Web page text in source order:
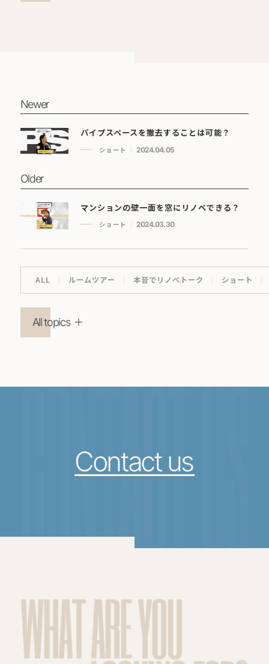
Newer
パイプスペースを撤去することは可能？
ショート 2024.04.05
Older
マンションの壁一面を窓にリノベできる？
ショート 2024.03.30
ALL ルームツアー 本音でリノベトーク ショート
All topics
CONTACT US
Contact us
WHAT ARE YOU